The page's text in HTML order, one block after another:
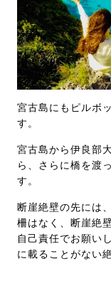
宮古島にもピルボ
す。
宮古島から伊良部
ら、さらに橋を渡
す。
断崖絶壁の先には
柵はなく、断崖絶
自己責任でお願い
に載ることがない